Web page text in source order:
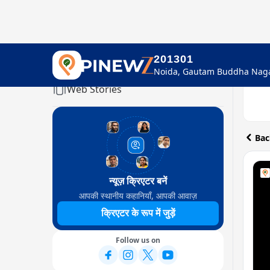
201301
Home
Web Stories
न्यूज़ क्रिएटर बनें
आपकी स्थानीय कहानियाँ, आपकी आवाज़
क्रिएटर के रूप में जुड़ें
Follow us on